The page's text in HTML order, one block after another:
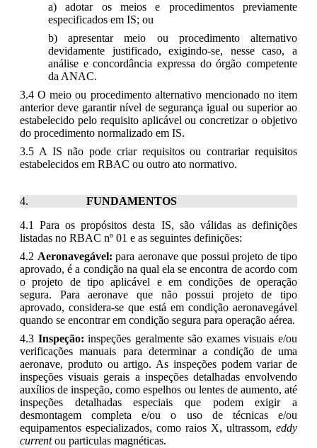
a) adotar os meios e procedimentos previamente
especificados em IS; ou
b) apresentar meio ou procedimento alternativo
devidamente justificado, exigindo-se, nesse caso, a
análise e concordância expressa do órgão competente
da ANAC.
3.4 O meio ou procedimento alternativo mencionado no item
anterior deve garantir nível de segurança igual ou superior ao
estabelecido pelo requisito aplicável ou concretizar o objetivo
do procedimento normalizado em IS.
3.5 A IS não pode criar requisitos ou contrariar requisitos
estabelecidos em RBAC ou outro ato normativo.
FUNDAMENTOS
4.1 Para os propósitos desta IS, são válidas as definições
listadas no RBAC nº 01 e as seguintes definições:
4.2 Aeronavegável: para aeronave que possui projeto de tipo
aprovado, é a condição na qual ela se encontra de acordo com
o projeto de tipo aplicável e em condições de operação
segura. Para aeronave que não possui projeto de tipo
aprovado, considera-se que está em condição aeronavegável
quando se encontrar em condição segura para operação aérea.
4.3 Inspeção: inspeções geralmente são exames visuais e/ou
verificações manuais para determinar a condição de uma
aeronave, produto ou artigo. As inspeções podem variar de
inspeções visuais gerais a inspeções detalhadas envolvendo
auxílios de inspeção, como espelhos ou lentes de aumento, até
inspeções detalhadas especiais que podem exigir a
desmontagem completa e/ou o uso de técnicas e/ou
equipamentos especializados, como raios X, ultrassom, eddy
currentou particulas magnéticas.